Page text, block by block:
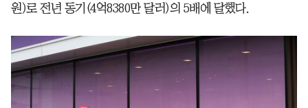
원)로 전년 동기(4억8380만 달러)의 5배에 달했다.